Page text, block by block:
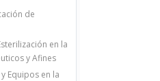
de
en la
y Afines
Equipos en la